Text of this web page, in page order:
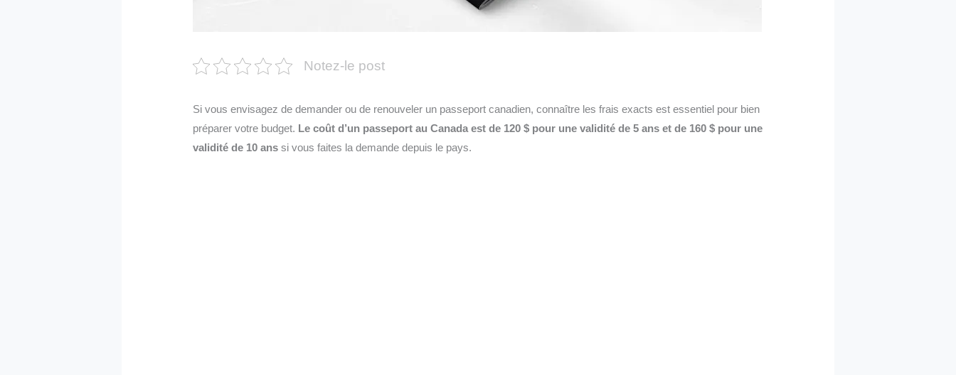
Notez-le post
Si vous envisagez de demander ou de renouveler un passeport canadien, connaître les frais exacts est essentiel pour bien
préparer votre budget. Le coût d’un passeport au Canada est de 120 $ pour une validité de 5 ans et de 160 $ pour une
validité de 10 ans si vous faites la demande depuis le pays.